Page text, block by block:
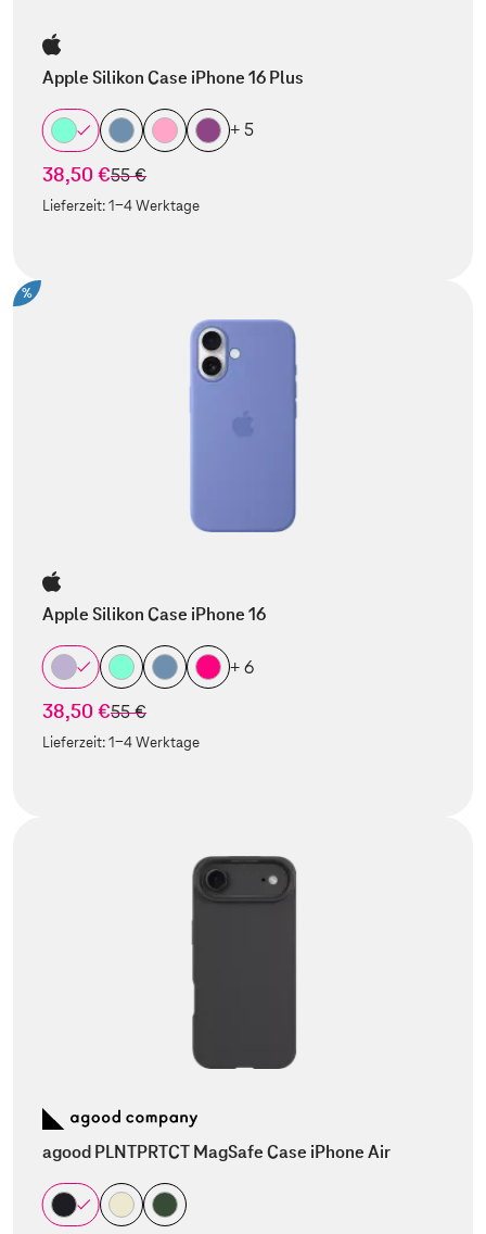
Apple Silikon Case iPhone 16 Plus
+ 5
38,50 €statt
55 €
Lieferzeit:1-4 Werktage
%
Apple Silikon Case iPhone 16
+ 6
38,50 €statt
55 €
Lieferzeit:1-4 Werktage
agood PLNTPRTCT MagSafe Case iPhone Air